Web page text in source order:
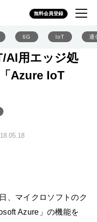
無料会員登録
6G IoT 通
AI用エッジ処
Azure IoT
、マイクロソフトのク
Azure」の機能を